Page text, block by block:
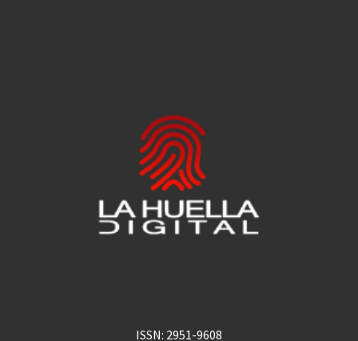
ISSN: 2951-9608